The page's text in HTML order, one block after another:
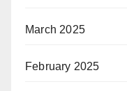
March 2025
February 2025